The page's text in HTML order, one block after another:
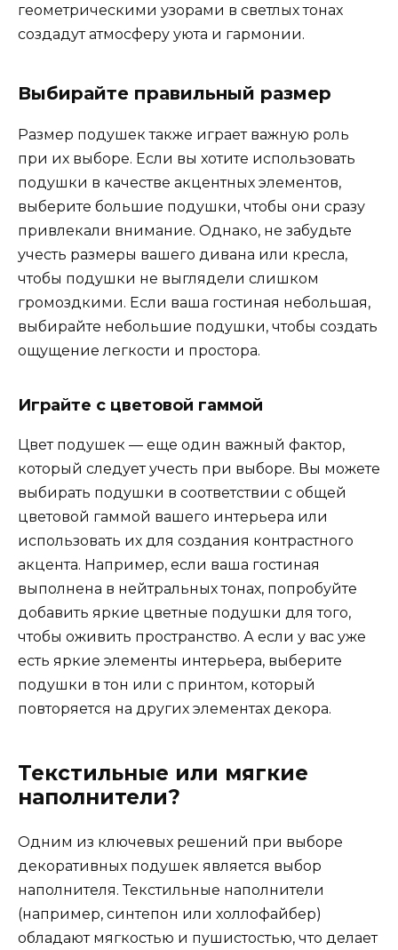
геометрическими узорами в светлых тонах
создадут атмосферу уюта и гармонии.
Выбирайте правильный размер
Размер подушек также играет важную роль
при их выборе. Если вы хотите использовать
подушки в качестве акцентных элементов,
выберите большие подушки, чтобы они сразу
привлекали внимание. Однако, не забудьте
учесть размеры вашего дивана или кресла,
чтобы подушки не выглядели слишком
громоздкими. Если ваша гостиная небольшая,
выбирайте небольшие подушки, чтобы создать
ощущение легкости и простора.
Играйте с цветовой гаммой
Цвет подушек — еще один важный фактор,
который следует учесть при выборе. Вы можете
выбирать подушки в соответствии с общей
цветовой гаммой вашего интерьера или
использовать их для создания контрастного
акцента. Например, если ваша гостиная
выполнена в нейтральных тонах, попробуйте
добавить яркие цветные подушки для того,
чтобы оживить пространство. А если у вас уже
есть яркие элементы интерьера, выберите
подушки в тон или с принтом, который
повторяется на других элементах декора.
Текстильные или мягкие
наполнители?
Одним из ключевых решений при выборе
декоративных подушек является выбор
наполнителя. Текстильные наполнители
(например, синтепон или холлофайбер)
обладают мягкостью и пушистостью, что делает